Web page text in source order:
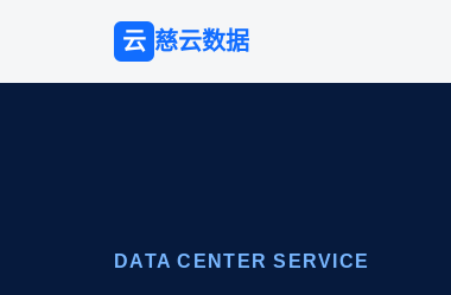
云 慈云数据
DATA CENTER SERVICE